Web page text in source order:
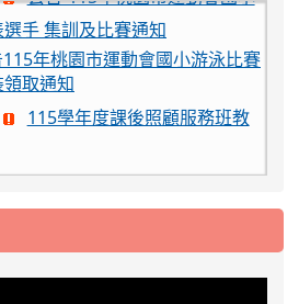
手 集訓及比賽通知
年桃園市運動會國小游泳比賽
取通知
115學年度課後照顧服務班教